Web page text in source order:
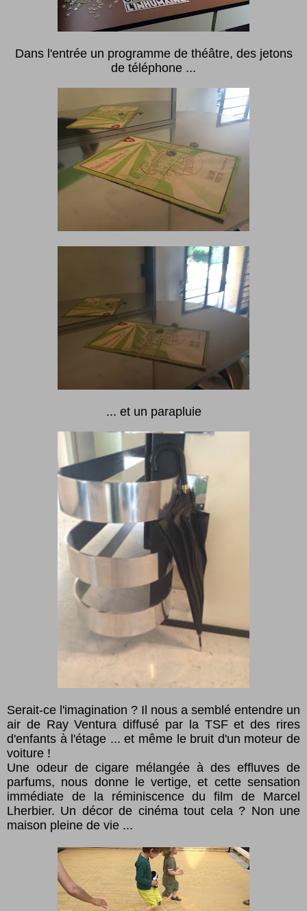
Dans l'entrée un programme de théâtre, des jetons
de téléphone ...
... et un parapluie
Serait-ce l'imagination ? Il nous a semblé entendre un
air de Ray Ventura diffusé par la TSF et des rires
d'enfants à l'étage ... et même le bruit d'un moteur de
voiture !
Une odeur de cigare mélangée à des effluves de
parfums, nous donne le vertige, et cette sensation
immédiate de la réminiscence du film de Marcel
Lherbier. Un décor de cinéma tout cela ? Non une
maison pleine de vie ...